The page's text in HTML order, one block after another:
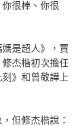
很棒、你很
是超人》，賈
杰楷初次擔任
》和曾敬譁上
但修杰楷說：